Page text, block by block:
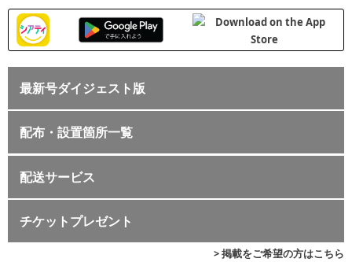
最新号ダイジェスト版
配布・設置箇所一覧
配送サービス
チケットプレゼント
> 掲載をご希望の方はこちら